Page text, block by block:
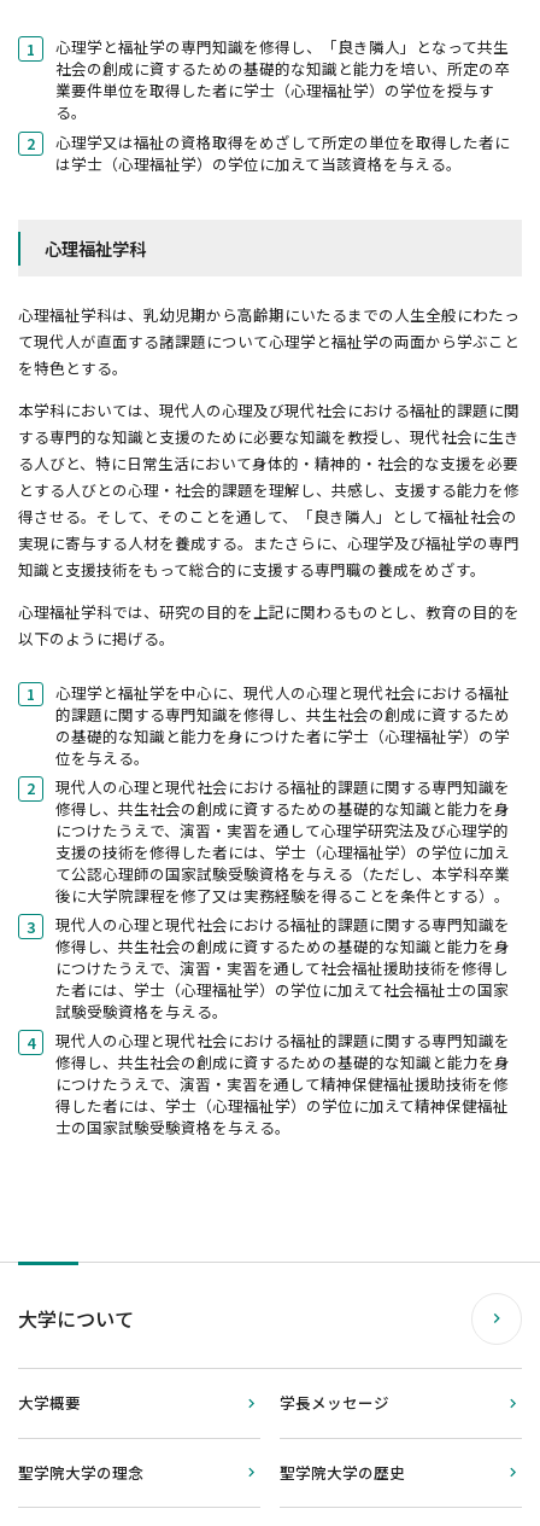
心理学と福祉学の専門知識を修得し、「良き隣人」となって共生
社会の創成に資するための基礎的な知識と能力を培い、所定の卒
業要件単位を取得した者に学士（心理福祉学）の学位を授与す
る。
心理学又は福祉の資格取得をめざして所定の単位を取得した者に
は学士（心理福祉学）の学位に加えて当該資格を与える。
心理福祉学科
心理福祉学科は、乳幼児期から高齢期にいたるまでの人生全般にわたっ
て現代人が直面する諸課題について心理学と福祉学の両面から学ぶこと
を特色とする。
本学科においては、現代人の心理及び現代社会における福祉的課題に関
する専門的な知識と支援のために必要な知識を教授し、現代社会に生き
る人びと、特に日常生活において身体的・精神的・社会的な支援を必要
とする人びとの心理・社会的課題を理解し、共感し、支援する能力を修
得させる。そして、そのことを通して、「良き隣人」として福祉社会の
実現に寄与する人材を養成する。またさらに、心理学及び福祉学の専門
知識と支援技術をもって総合的に支援する専門職の養成をめざす。
心理福祉学科では、研究の目的を上記に関わるものとし、教育の目的を
以下のように掲げる。
心理学と福祉学を中心に、現代人の心理と現代社会における福祉
的課題に関する専門知識を修得し、共生社会の創成に資するため
の基礎的な知識と能力を身につけた者に学士（心理福祉学）の学
位を与える。
現代人の心理と現代社会における福祉的課題に関する専門知識を
修得し、共生社会の創成に資するための基礎的な知識と能力を身
につけたうえで、演習・実習を通して心理学研究法及び心理学的
支援の技術を修得した者には、学士（心理福祉学）の学位に加え
て公認心理師の国家試験受験資格を与える（ただし、本学科卒業
後に大学院課程を修了又は実務経験を得ることを条件とする）。
現代人の心理と現代社会における福祉的課題に関する専門知識を
修得し、共生社会の創成に資するための基礎的な知識と能力を身
につけたうえで、演習・実習を通して社会福祉援助技術を修得し
た者には、学士（心理福祉学）の学位に加えて社会福祉士の国家
試験受験資格を与える。
現代人の心理と現代社会における福祉的課題に関する専門知識を
修得し、共生社会の創成に資するための基礎的な知識と能力を身
につけたうえで、演習・実習を通して精神保健福祉援助技術を修
得した者には、学士（心理福祉学）の学位に加えて精神保健福祉
士の国家試験受験資格を与える。
大学について
大学概要 学長メッセージ
聖学院大学の理念 聖学院大学の歴史